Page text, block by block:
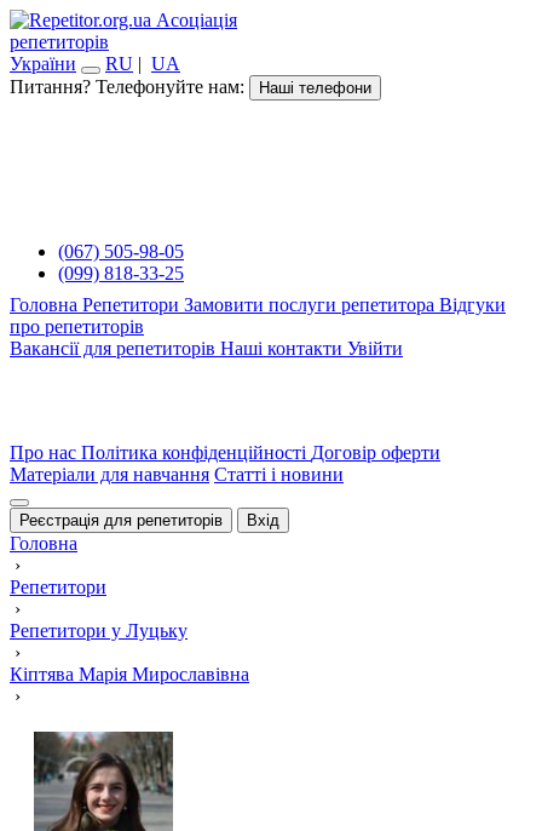
Асоціація
репетиторів
України
RU | UA
Питання? Телефонуйте нам:
Наші телефони
(067) 505-98-05
(099) 818-33-25
Головна Репетитори Замовити послуги репетитора Відгуки
про репетиторів
Вакансії для репетиторів Наші контакти Увійти
Про нас Політика конфіденційності Договір оферти
Матеріали для навчання Статті і новини
Реєстрація для репетиторів Вхід
Головна
›
Репетитори
›
Репетитори у Луцьку
›
Кіптява Марія Мирославівна
›